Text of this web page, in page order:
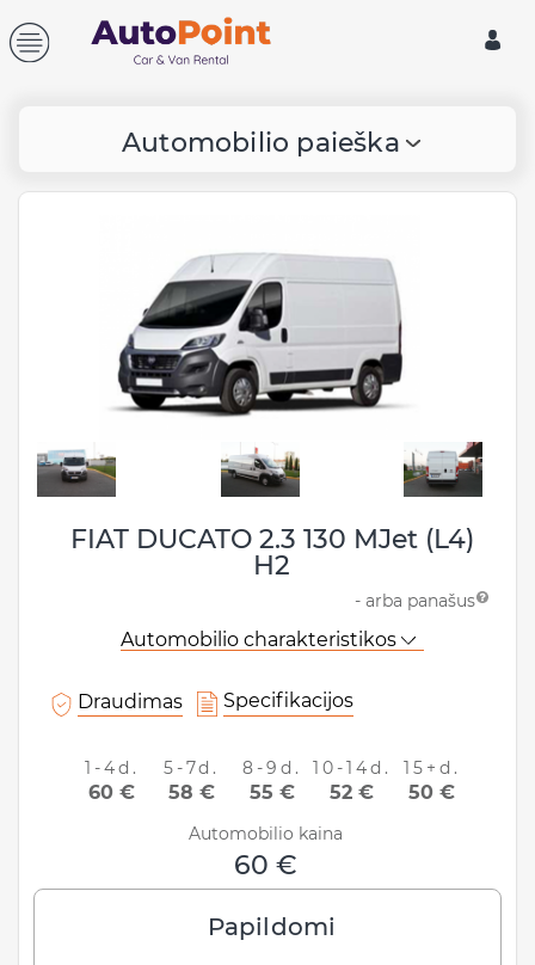
Automobilio paieška
Vilnius, Lietuva
Centrinis biuras, Ukmergės
246, Vilnius
Vilniaus Oro uostas (VNO)
Papildomas vienos krypties
Viešbutis
Papildomas vienos krypties
Klaipėda, Lietuva
Data ir laikas:
Grąžinti automobilį ten pat
FIAT DUCATO 2.3 130 MJet (L4)
H2
- arba panašus
Automobilio charakteristikos
Draudimas Specifikacijos
1-4d.
60 €
5-7d.
58 €
8-9d.
55 €
10-14d.
52 €
15+d.
50 €
Automobilio kaina
60 €
Papildomi